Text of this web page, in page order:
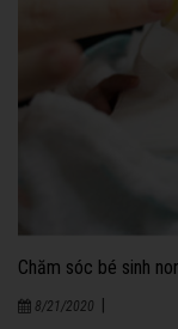
Chăm sóc bé sinh
8/21/2020